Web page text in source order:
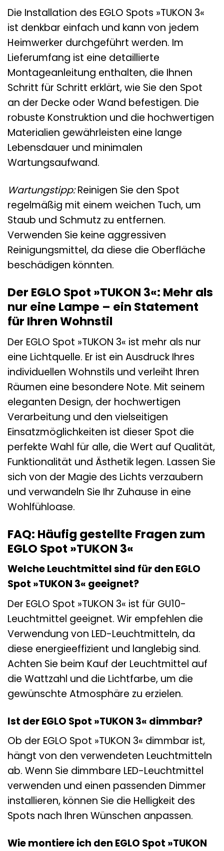
Die Installation des EGLO Spots »TUKON 3«
ist denkbar einfach und kann von jedem
Heimwerker durchgeführt werden. Im
Lieferumfang ist eine detaillierte
Montageanleitung enthalten, die Ihnen
Schritt für Schritt erklärt, wie Sie den Spot
an der Decke oder Wand befestigen. Die
robuste Konstruktion und die hochwertigen
Materialien gewährleisten eine lange
Lebensdauer und minimalen
Wartungsaufwand.
Wartungstipp:Reinigen Sie den Spot
regelmäßig mit einem weichen Tuch, um
Staub und Schmutz zu entfernen.
Verwenden Sie keine aggressiven
Reinigungsmittel, da diese die Oberfläche
beschädigen könnten.
Der EGLO Spot »TUKON 3«: Mehr als
nur eine Lampe – ein Statement
für Ihren Wohnstil
Der EGLO Spot »TUKON 3« ist mehr als nur
eine Lichtquelle. Er ist ein Ausdruck Ihres
individuellen Wohnstils und verleiht Ihren
Räumen eine besondere Note. Mit seinem
eleganten Design, der hochwertigen
Verarbeitung und den vielseitigen
Einsatzmöglichkeiten ist dieser Spot die
perfekte Wahl für alle, die Wert auf Qualität,
Funktionalität und Ästhetik legen. Lassen Sie
sich von der Magie des Lichts verzaubern
und verwandeln Sie Ihr Zuhause in eine
Wohlfühloase.
FAQ: Häufig gestellte Fragen zum
EGLO Spot »TUKON 3«
Welche Leuchtmittel sind für den EGLO
Spot »TUKON 3« geeignet?
Der EGLO Spot »TUKON 3« ist für GU10-
Leuchtmittel geeignet. Wir empfehlen die
Verwendung von LED-Leuchtmitteln, da
diese energieeffizient und langlebig sind.
Achten Sie beim Kauf der Leuchtmittel auf
die Wattzahl und die Lichtfarbe, um die
gewünschte Atmosphäre zu erzielen.
Ist der EGLO Spot »TUKON 3« dimmbar?
Ob der EGLO Spot »TUKON 3« dimmbar ist,
hängt von den verwendeten Leuchtmitteln
ab. Wenn Sie dimmbare LED-Leuchtmittel
verwenden und einen passenden Dimmer
installieren, können Sie die Helligkeit des
Spots nach Ihren Wünschen anpassen.
Wie montiere ich den EGLO Spot »TUKON